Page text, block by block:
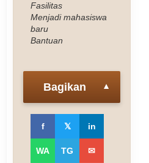
Fasilitas
Menjadi mahasiswa
baru
Bantuan
Bagikan ▼
f 𝕏 in
WA TG ✉